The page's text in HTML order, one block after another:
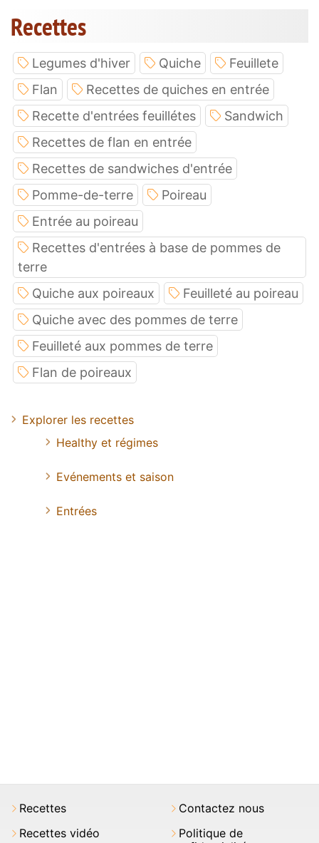
Recettes
Legumes d'hiver Quiche
Feuillete
Flan
Recettes de quiches en entrée
Recette d'entrées feuillétes
Sandwich
Recettes de flan en entrée
Recettes de sandwiches d'entrée
Pomme-de-terre
Poireau
Entrée au poireau
Recettes d'entrées à base de pommes de
terre
Quiche aux poireaux
Feuilleté au poireau
Quiche avec des pommes de terre
Feuilleté aux pommes de terre
Flan de poireaux
Explorer les recettes
Healthy et régimes
Evénements et saison
Entrées
Recettes
Recettes vidéo
Contactez nous
Politique de